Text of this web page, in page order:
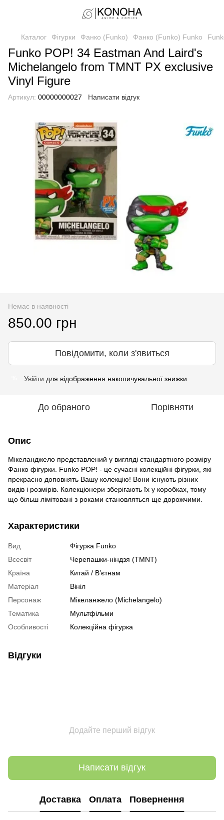
Каталог Фігурки Фанко (Funko) Фанко (Funko) Funko
Funko POP! 34 Eastman And Laird's
Michelangelo from TMNT PX exclusive
Vinyl Figure
Артикул: 00000000027 Написати відгук
Немає в наявності
850.00 грн
Повідомити, коли з'явиться
Увійти для відображення накопичувальної знижки
До обраного Порівняти
Опис
Мікеланджело представлений у вигляді стандартного розміру
Фанко фігурки. Funko POP! - це сучасні колекційні фігурки, які
прекрасно доповнять Вашу колекцію! Вони існують різних
видів і розмірів. Колекціонери зберігають їх у коробках, тому
що більш лімітовані з роками становляться ще дорожчими.
Характеристики
Вид
Фігурка Funko
Всесвіт
Черепашки-ніндзя (TMNT)
Країна
Китай / В’єтнам
Матеріал
Вініл
Персонаж
Мікеланжело (Michelangelo)
Тематика
Мультфільми
Особливості
Колекційна фігурка
Відгуки
Додайте перший відгук
Написати відгук
Доставка Оплата Повернення